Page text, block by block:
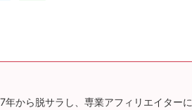
から脱サラし、専業アフィリエイターに